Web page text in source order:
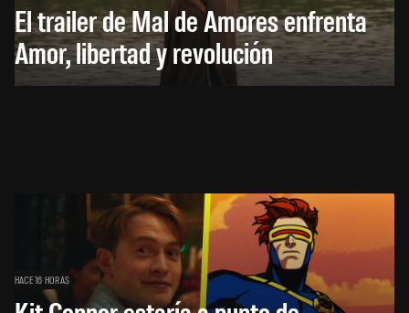
El trailer de Mal de Amores enfrenta
Amor, libertad y revolución
HACE 16 HORAS